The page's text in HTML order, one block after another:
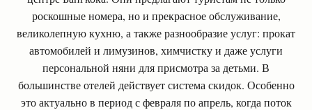
роскошные номера, но и прекрасное обслуживание,
великолепную кухню, а также разнообразие услуг: прокат
автомобилей и лимузинов, химчистку и даже услуги
персональной няни для присмотра за детьми. В
большинстве отелей действует система скидок. Особенно
это актуально в период с февраля по апрель, когда поток